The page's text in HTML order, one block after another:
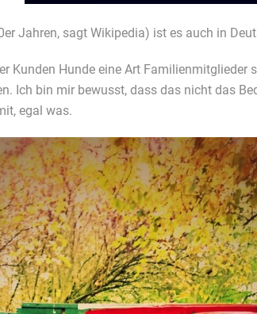
Jahren, sagt Wikipedia) ist es auch in
Kunden Hunde eine Art
Ich bin mir bewusst, dass das nicht das
egal was.